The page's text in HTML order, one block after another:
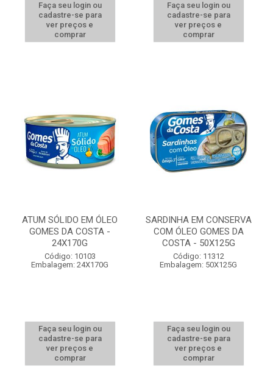
Faça seu login ou
cadastre-se para
ver preços e
comprar
Faça seu login ou
cadastre-se para
ver preços e
comprar
ATUM SÓLIDO EM ÓLEO
GOMES DA COSTA -
24X170G
Código: 10103
Embalagem: 24X170G
Faça seu login ou
cadastre-se para
ver preços e
comprar
SARDINHA EM CONSERVA
COM ÓLEO GOMES DA
COSTA - 50X125G
Código: 11312
Embalagem: 50X125G
Faça seu login ou
cadastre-se para
ver preços e
comprar